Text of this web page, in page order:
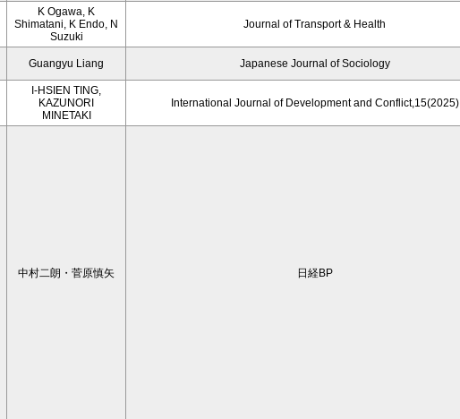
K Ogawa, K
Shimatani, K Endo, N
Suzuki
Journal of Transport & Health
Guangyu Liang Japanese Journal of Sociology
I-HSIEN TING,
KAZUNORI
MINETAKI
International Journal of Development and Conflict,15(2025)
中村二朗・菅原慎矢 日経BP